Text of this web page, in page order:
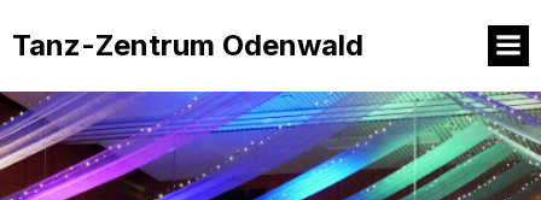
Tanz-Zentrum Odenwald